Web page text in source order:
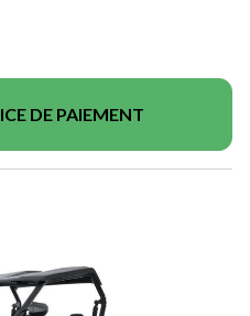
DE PAIEMENT